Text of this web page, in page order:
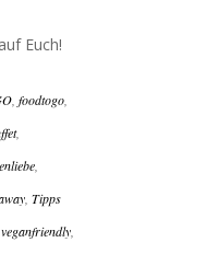
Euch!
, foodtogo,
,
,
, Tipps
veganfriendly,